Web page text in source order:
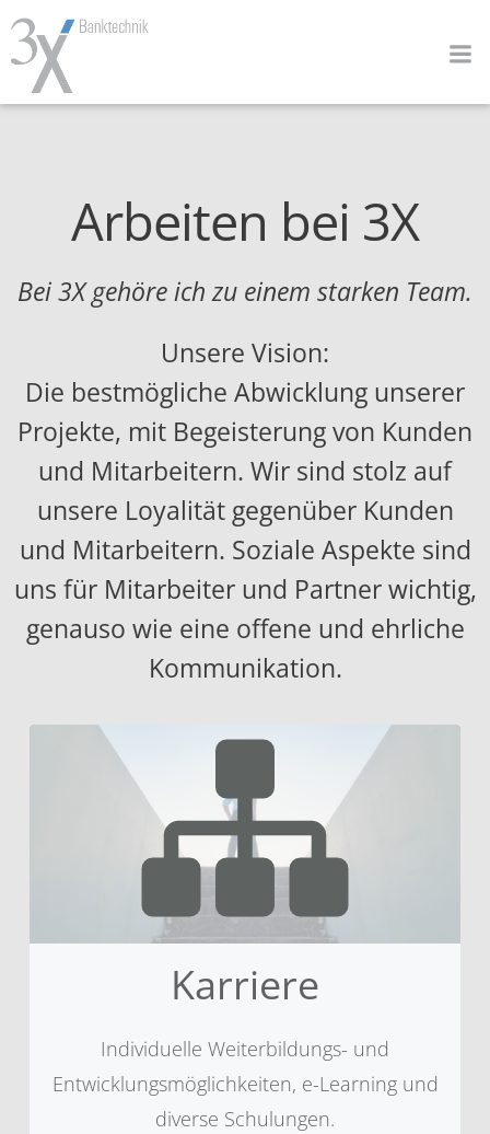
Arbeiten bei 3X
Bei 3X gehöre ich zu einem starken Team.
Unsere Vision:
Die bestmögliche Abwicklung unserer
Projekte, mit Begeisterung von Kunden
und Mitarbeitern. Wir sind stolz auf
unsere Loyalität gegenüber Kunden
und Mitarbeitern. Soziale Aspekte sind
uns für Mitarbeiter und Partner wichtig,
genauso wie eine offene und ehrliche
Kommunikation.
Karriere
Individuelle Weiterbildungs- und
Entwicklungsmöglichkeiten, e-Learning und
diverse Schulungen.